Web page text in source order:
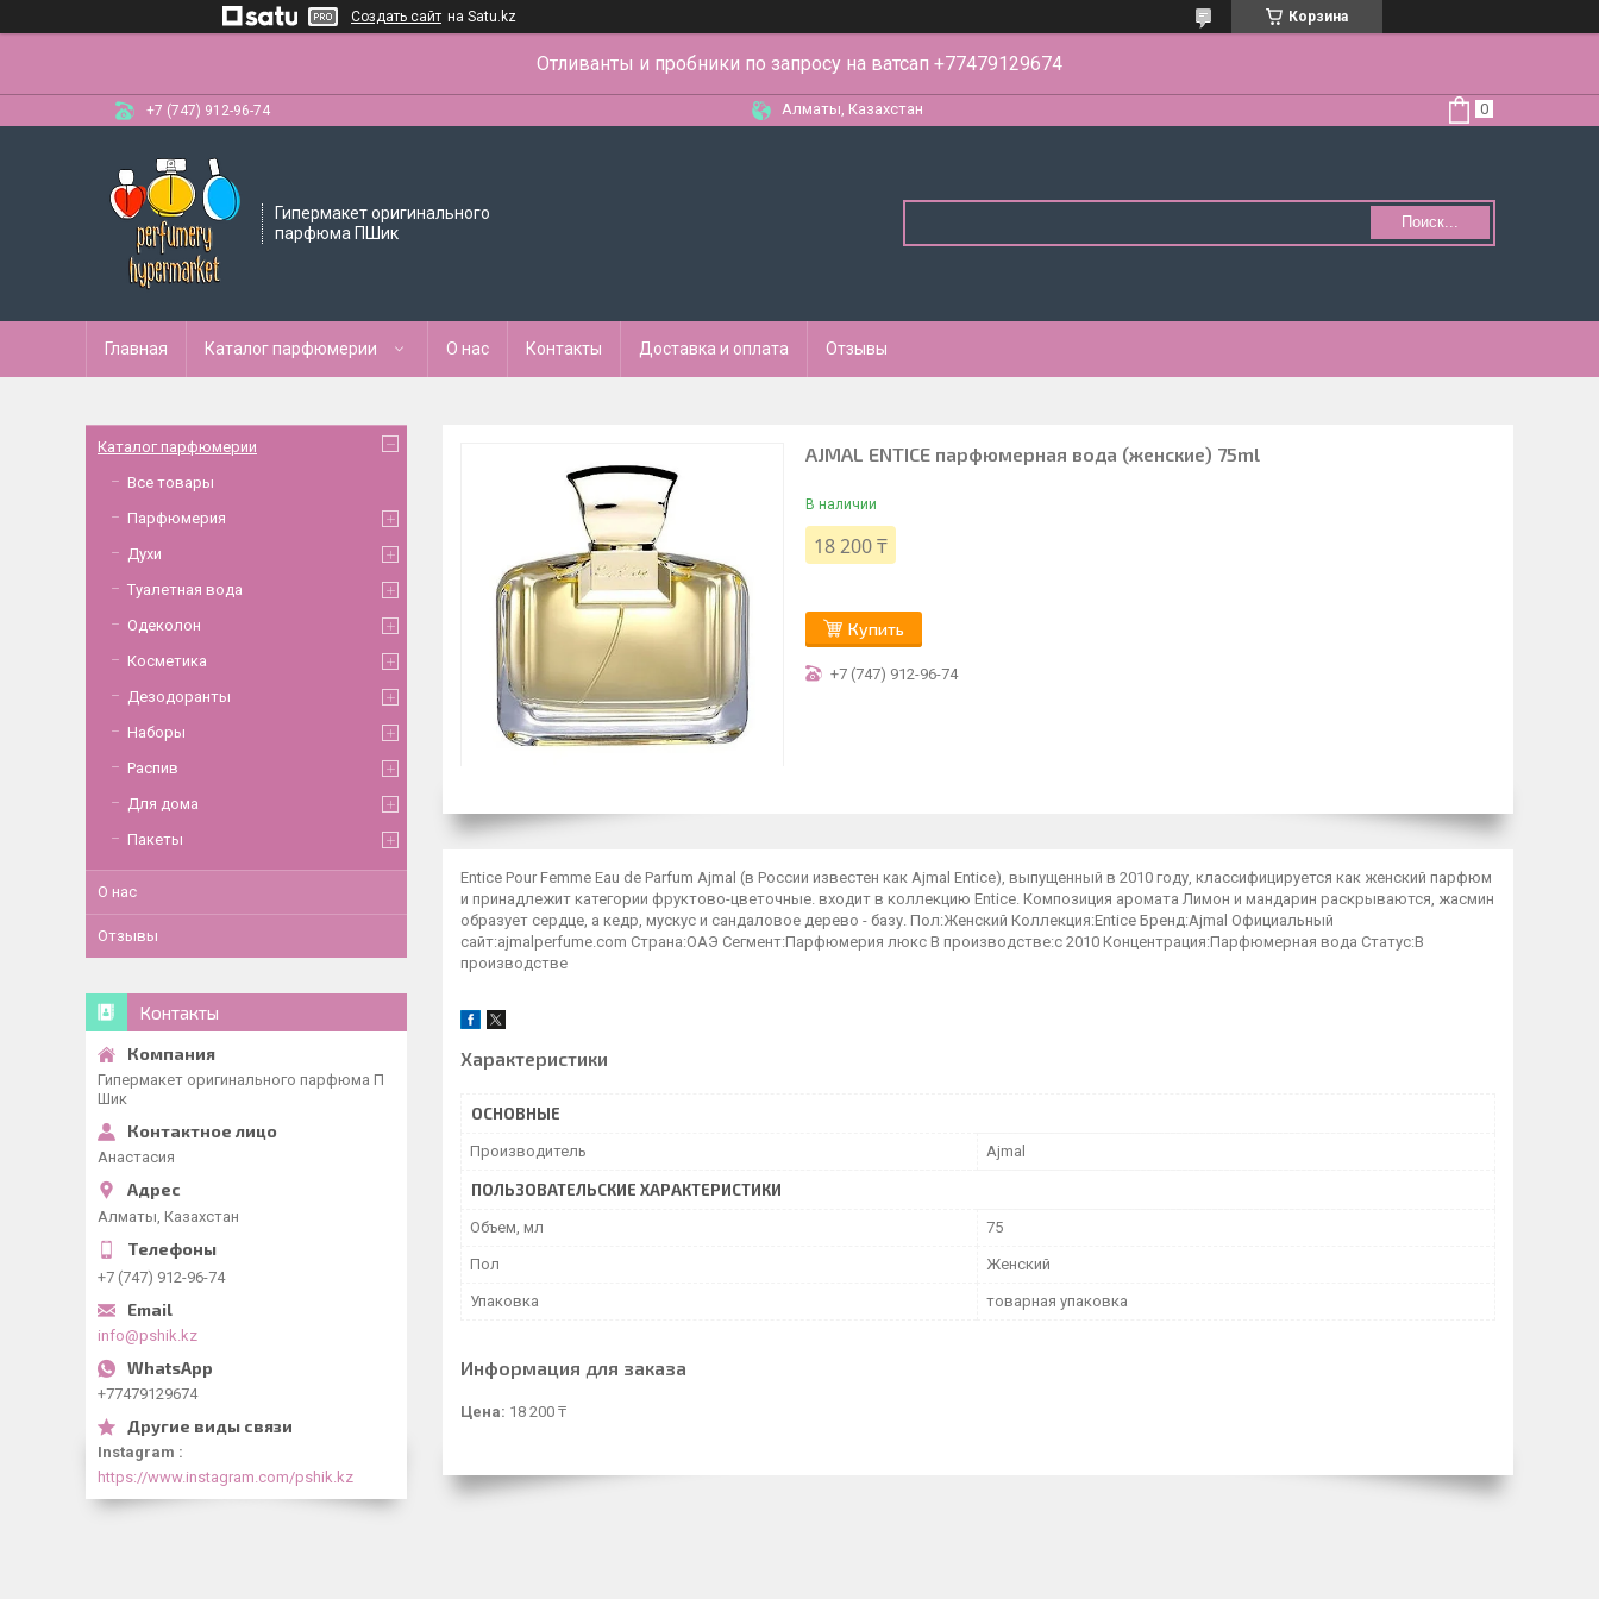
Создать сайт на Satu.kz Корзина
Отливанты и пробники по запросу на ватсап +77479129674
+7 (747) 912-96-74 Алматы, Казахстан
Гипермакет оригинального
парфюма ПШик
Поиск...
Главная Каталог парфюмерии О нас Контакты Доставка и оплата Отзывы
AJMAL ENTICE парфюмерная вода (женские) 75ml
В наличии
18 200 ₸
Купить
+7 (747) 912-96-74
Entice Pour Femme Eau de Parfum Ajmal (в России известен как Ajmal Entice), выпущенный в 2010 году, классифицируется как женский парфюм
и принадлежит категории фруктово-цветочные. входит в коллекцию Entice. Композиция аромата Лимон и мандарин раскрываются, жасмин
образует сердце, а кедр, мускус и сандаловое дерево - базу. Пол:Женский Коллекция:Entice Бренд:Ajmal Официальный
сайт:ajmalperfume.com Страна:ОАЭ Сегмент:Парфюмерия люкс В производстве:с 2010 Концентрация:Парфюмерная вода Статус:В
производстве
Характеристики
ОСНОВНЫЕ
Производитель Ajmal
ПОЛЬЗОВАТЕЛЬСКИЕ ХАРАКТЕРИСТИКИ
Объем, мл 75
Пол Женский
Упаковка товарная упаковка
Информация для заказа
Цена: 18 200 ₸
Каталог парфюмерии
Все товары
Парфюмерия
Духи
Туалетная вода
Одеколон
Косметика
Дезодоранты
Наборы
Распив
Для дома
Пакеты
О нас
Отзывы
Контакты
Гипермакет оригинального парфюма П
Шик
Анастасия
Алматы, Казахстан
+7 (747) 912-96-74
info@pshik.kz
+77479129674
Instagram
https://www.instagram.com/pshik.kz